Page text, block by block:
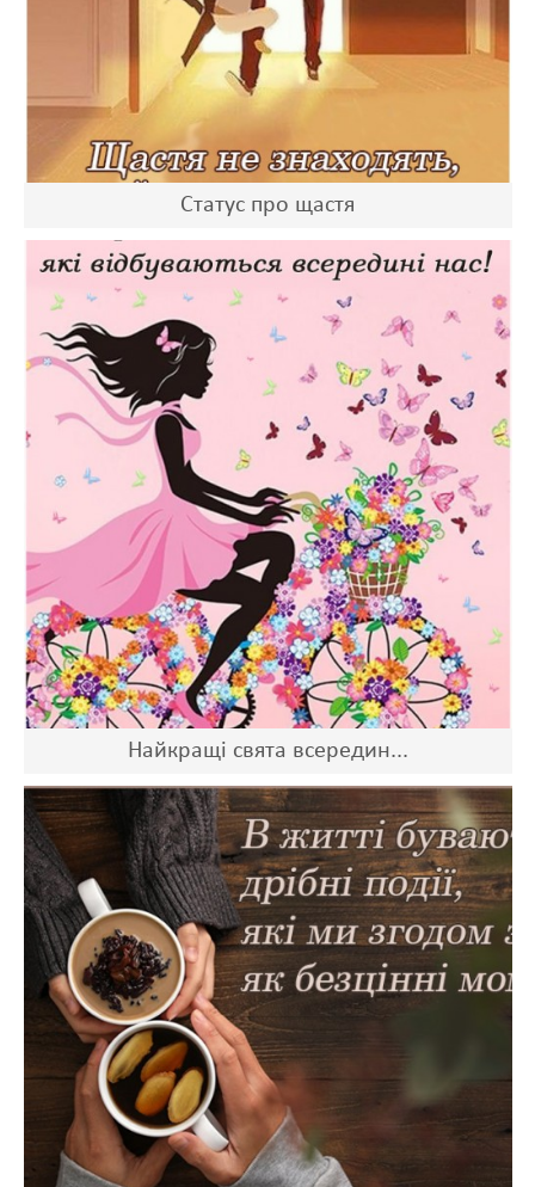
Статус про щастя
Найкращі свята всередин...